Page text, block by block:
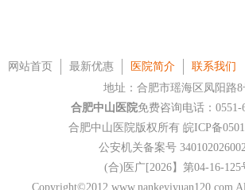
网站首页 最新优惠 医院简介
联系我们
地址：合肥市瑶海区凤阳路8
合肥中山医院免费咨询电话：0551-
合肥中山医院版权所有 皖ICP备
公安机关备案号
(合)医广[2026】第04-16-125
Copyright©2012 www.nankeyiyuan120.com